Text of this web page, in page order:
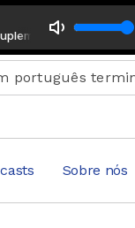
Manhã
terminam quinta
Sobre nós